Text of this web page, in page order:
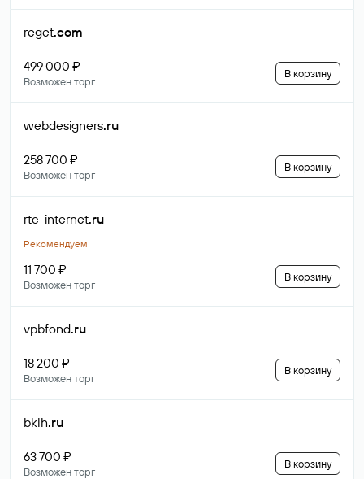
reget.com
499 000 ₽
Возможен торг
В корзину
webdesigners.ru
258 700 ₽
Возможен торг
В корзину
rtc-internet.ru
Рекомендуем
11 700 ₽
Возможен торг
В корзину
vpbfond.ru
18 200 ₽
Возможен торг
В корзину
bklh.ru
63 700 ₽
Возможен торг
В корзину